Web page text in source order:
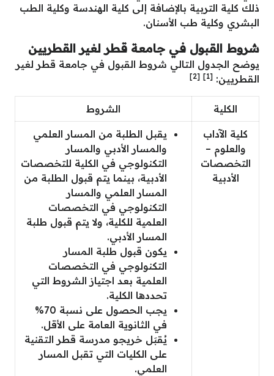
ذلك كلية التربية بالإضافة إلى كلية الهندسة وكلية الطب
البشري وكلية طب الأسنان.
شروط القبول في جامعة قطر لغير القطريين
يوضح الجدول التالي شروط القبول في جامعة قطر لغير
القطريين: [1]
[2]
الكلية الشروط
كلية الآداب
والعلوم –
التخصصات
الأدبية
يقبل الطلبة من المسار العلمي
والمسار الأدبي والمسار
التكنولوجي في الكلية للتخصصات
الأدبية، بينما يتم قبول الطلبة من
المسار العلمي والمسار
التكنولوجي في التخصصات
العلمية للكلية، ولا يتم قبول طلبة
المسار الأدبي.
يكون قبول طلبة المسار
التكنولوجي في التخصصات
العلمية بعد اجتياز الشروط التي
تحددها الكلية.
يجب الحصول على نسبة 70%
في الثانوية العامة على الأقل.
يُقبَل خريجو مدرسة قطر التقنية
على الكليات التي تقبل المسار
العلمي.